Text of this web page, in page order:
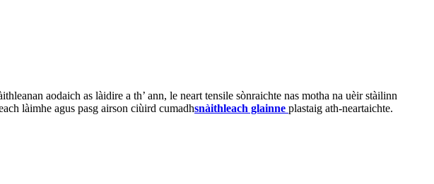
aodaich as làidire a th’ ann, le neart tensile sònraichte nas motha na uèir stàilinn
làimhe agus pasg airson ciùird cumadhsnàithleach glainne plastaig ath-neartaichte.